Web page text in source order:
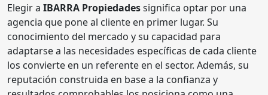
Elegir a IBARRA Propiedadessignifica optar por una
agencia que pone al cliente en primer lugar. Su
conocimiento del mercado y su capacidad para
adaptarse a las necesidades específicas de cada cliente
los convierte en un referente en el sector. Además, su
reputación construida en base a la confianza y